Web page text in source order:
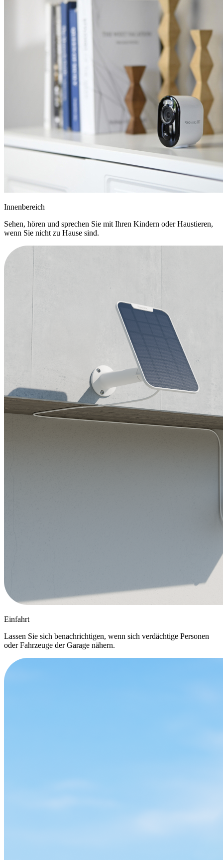
Innenbereich
Sehen, hören und sprechen Sie mit Ihren Kindern oder Haustieren,
wenn Sie nicht zu Hause sind.
Einfahrt
Lassen Sie sich benachrichtigen, wenn sich verdächtige Personen
oder Fahrzeuge der Garage nähern.